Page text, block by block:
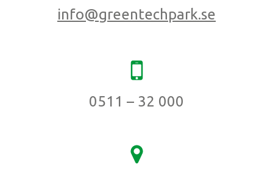
info@greentechpark.se
0511 – 32 000